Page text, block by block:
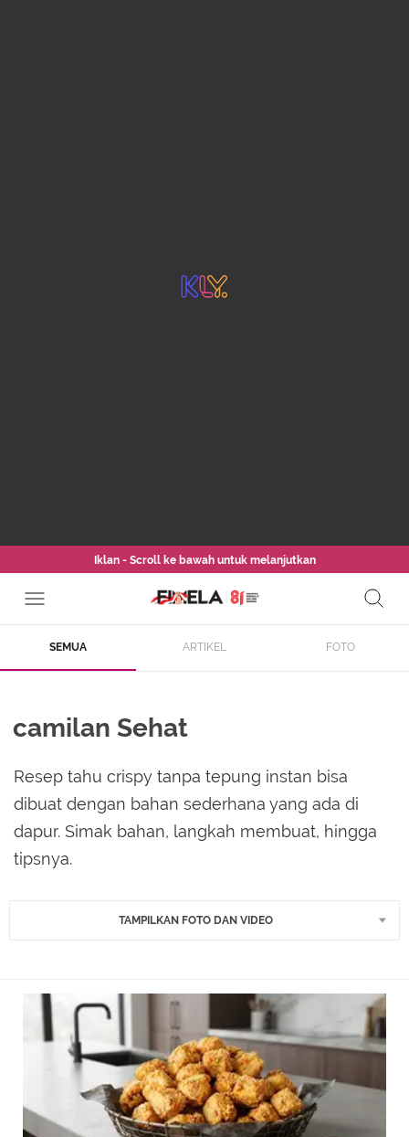
Iklan - Scroll ke bawah untuk melanjutkan
SEMUA ARTIKEL FOTO
camilan Sehat
Resep tahu crispy tanpa tepung instan bisa
dibuat dengan bahan sederhana yang ada di
dapur. Simak bahan, langkah membuat, hingga
tipsnya.
TAMPILKAN FOTO DAN VIDEO